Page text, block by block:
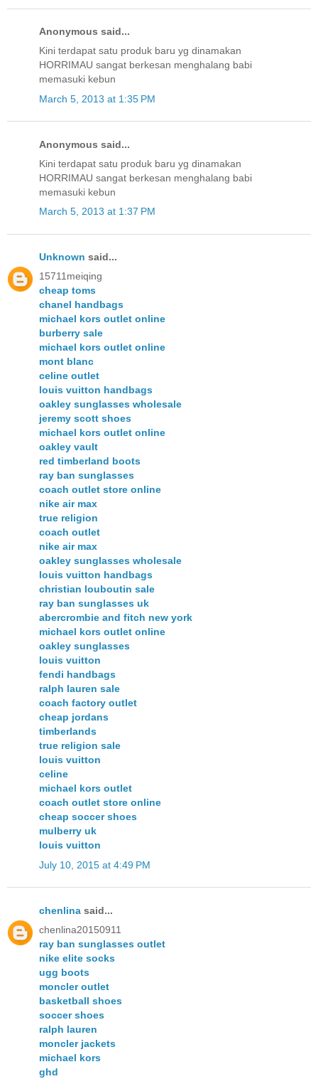
Anonymous said...
Kini terdapat satu produk baru yg dinamakan
HORRIMAU sangat berkesan menghalang babi
memasuki kebun
March 5, 2013 at 1:35 PM
Anonymous said...
Kini terdapat satu produk baru yg dinamakan
HORRIMAU sangat berkesan menghalang babi
memasuki kebun
March 5, 2013 at 1:37 PM
Unknown said...
15711meiqing
cheap toms
chanel handbags
michael kors outlet online
burberry sale
michael kors outlet online
mont blanc
celine outlet
louis vuitton handbags
oakley sunglasses wholesale
jeremy scott shoes
michael kors outlet online
oakley vault
red timberland boots
ray ban sunglasses
coach outlet store online
nike air max
true religion
coach outlet
nike air max
oakley sunglasses wholesale
louis vuitton handbags
christian louboutin sale
ray ban sunglasses uk
abercrombie and fitch new york
michael kors outlet online
oakley sunglasses
louis vuitton
fendi handbags
ralph lauren sale
coach factory outlet
cheap jordans
timberlands
true religion sale
louis vuitton
celine
michael kors outlet
coach outlet store online
cheap soccer shoes
mulberry uk
louis vuitton
July 10, 2015 at 4:49 PM
chenlina said...
chenlina20150911
ray ban sunglasses outlet
nike elite socks
ugg boots
moncler outlet
basketball shoes
soccer shoes
ralph lauren
moncler jackets
michael kors
ghd